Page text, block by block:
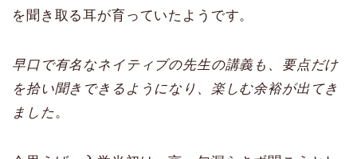
を聞き取る耳が育っていたようです。
早口で有名なネイティブの先生の講義も、要点だけ
を拾い聞きできるようになり、楽しむ余裕が出てき
ました。